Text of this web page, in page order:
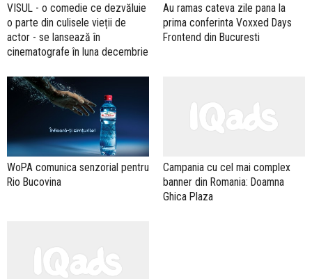
VISUL - o comedie ce dezvăluie
o parte din culisele vieții de
actor - se lansează în
cinematografe în luna decembrie
Au ramas cateva zile pana la
prima conferinta Voxxed Days
Frontend din Bucuresti
WoPA comunica senzorial pentru
Rio Bucovina
Campania cu cel mai complex
banner din Romania: Doamna
Ghica Plaza